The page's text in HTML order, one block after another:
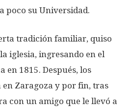
poco su Universidad.
tradición familiar, quiso
iglesia, ingresando en el
en 1815. Después, los
en Zaragoza y por fin, tras
con un amigo que le llevó a